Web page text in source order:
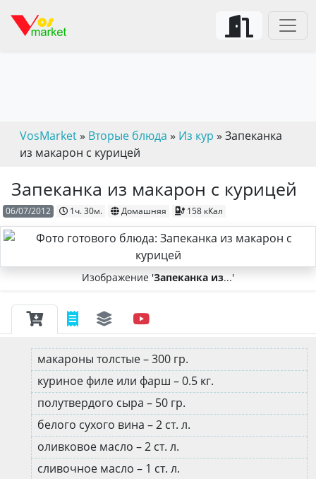
VosMarket» Вторые блюда » Из кур » Запеканка
из макарон с курицей
Запеканка из макарон с курицей
06/07/2012 1ч. 30м. Домашняя 158 кКал
Изображение 'Запеканка из...'
макароны толстые – 300 гр.
куриное филе или фарш – 0.5 кг.
полутвердого сыра – 50 гр.
белого сухого вина – 2 ст. л.
оливковое масло – 2 ст. л.
сливочное масло – 1 ст. л.